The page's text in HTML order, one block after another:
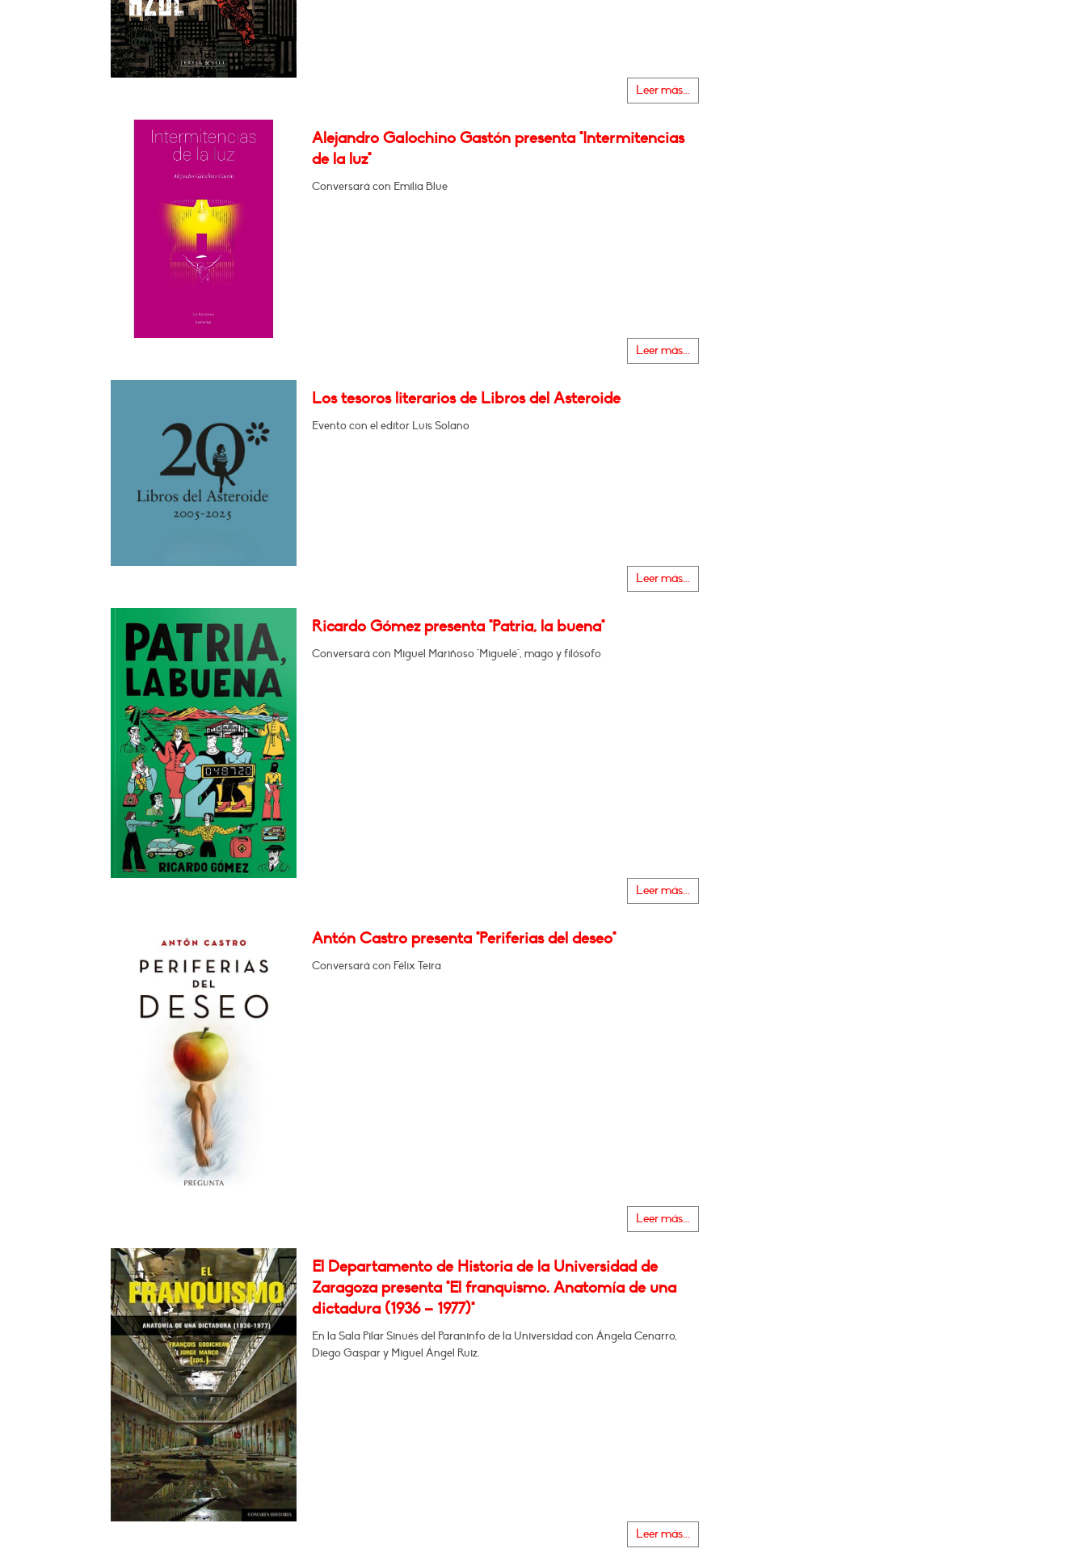
Leer más...
Alejandro Galochino Gastón presenta "Intermitencias
de la luz"
Conversará con Emilia Blue
Leer más...
Los tesoros literarios de Libros del Asteroide
Evento con el editor Luis Solano
Leer más...
Ricardo Gómez presenta "Patria, la buena"
Conversará con Miguel Mariñoso "Miguelé", mago y filósofo
Leer más...
Antón Castro presenta "Periferias del deseo"
Conversará con Félix Teira
Leer más...
El Departamento de Historia de la Universidad de
Zaragoza presenta "El franquismo. Anatomía de una
dictadura (1936 – 1977)"
En la Sala Pilar Sinués del Paraninfo de la Universidad con Ángela Cenarro,
Diego Gaspar y Miguel Ángel Ruiz.
Leer más...